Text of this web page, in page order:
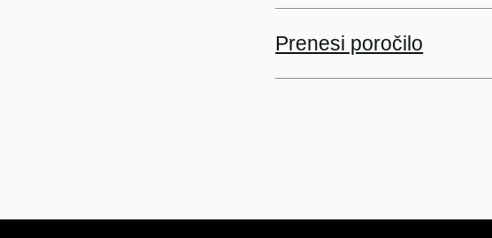
Prenesi poročilo